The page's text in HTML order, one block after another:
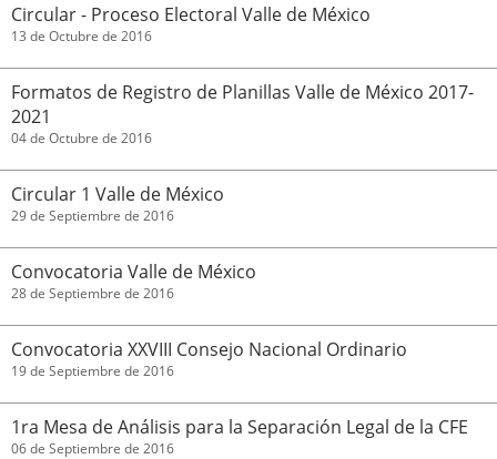
Circular - Proceso Electoral Valle de México
13 de Octubre de 2016
Formatos de Registro de Planillas Valle de México 2017-
2021
04 de Octubre de 2016
Circular 1 Valle de México
29 de Septiembre de 2016
Convocatoria Valle de México
28 de Septiembre de 2016
Convocatoria XXVIII Consejo Nacional Ordinario
19 de Septiembre de 2016
1ra Mesa de Análisis para la Separación Legal de la CFE
06 de Septiembre de 2016